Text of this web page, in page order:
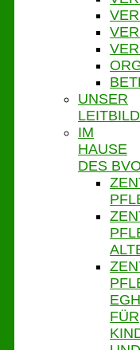
UNSER
LEITBILD
IM
HAUSE
DES BVO
EGH
FÜR